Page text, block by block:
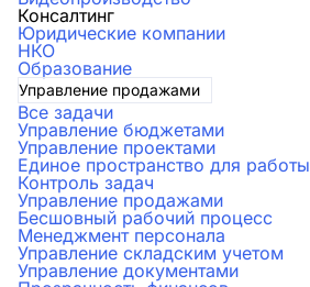
Консалтинг
Юридические компании
НКО
Образование
Управление продажами
Все задачи
Управление бюджетами
Управление проектами
Единое пространство для работы
Контроль задач
Управление продажами
Бесшовный рабочий процесс
Менеджмент персонала
Управление складским учетом
Управление документами